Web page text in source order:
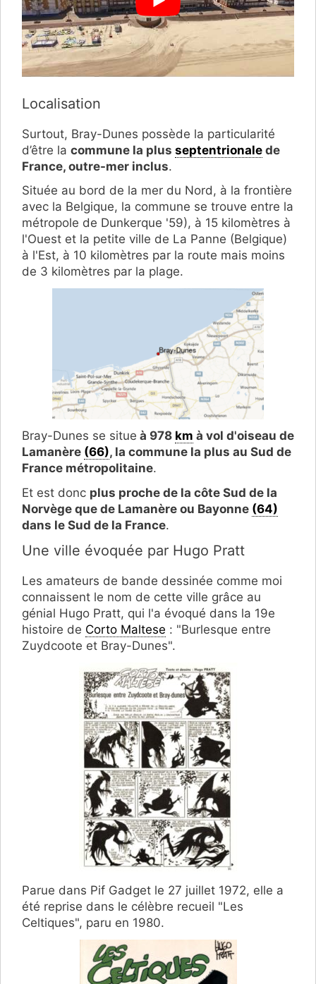
Localisation
Surtout, Bray-Dunes possède la particularité
d’être la commune la plus septentrionale de
France, outre-mer inclus.
Située au bord de la mer du Nord, à la frontière
avec la Belgique, la commune se trouve entre la
métropole de Dunkerque '59), à 15 kilomètres à
l'Ouest et la petite ville de La Panne (Belgique)
à l'Est, à 10 kilomètres par la route mais moins
de 3 kilomètres par la plage.
Bray-Dunes se situe à 978 km à vol d'oiseau de
Lamanère (66), la commune la plus au Sud de
France métropolitaine.
Et est donc plus proche de la côte Sud de la
Norvège que de Lamanère ou Bayonne (64)
dans le Sud de la France.
Une ville évoquée par Hugo Pratt
Les amateurs de bande dessinée comme moi
connaissent le nom de cette ville grâce au
génial Hugo Pratt, qui l'a évoqué dans la 19e
histoire de Corto Maltese : "Burlesque entre
Zuydcoote et Bray-Dunes".
Parue dans Pif Gadget le 27 juillet 1972, elle a
été reprise dans le célèbre recueil "Les
Celtiques", paru en 1980.